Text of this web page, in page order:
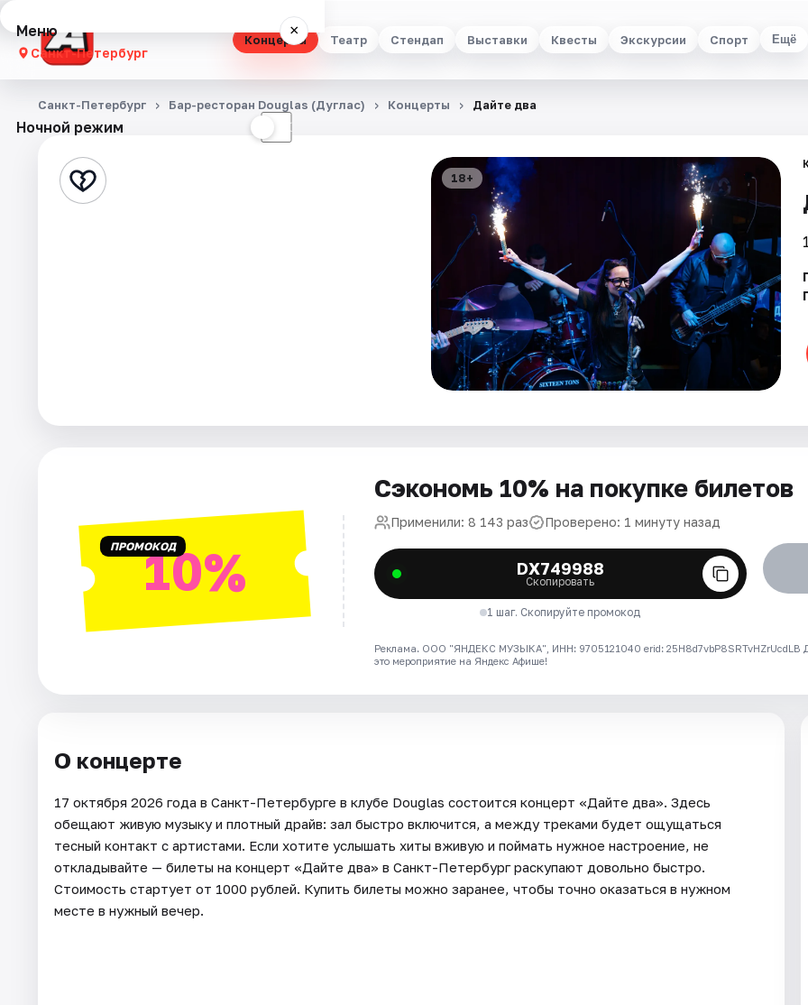
Концерты Театр Стендап Выставки Квесты Экскурсии Спорт Ещё
Меню ×
Санкт-Петербург
Концерты
Стендап
Артисты
Ночной режим ☾
Санкт-Петербург Бар-ресторан Douglas (Дуглас) Концерты Дайте два
18+
ПРОМОКОД10%
Сэкономь 10% на покупке билетов
Применили: 8 143 раз Проверено: 1 минуту назад
DX749988
Скопировать
1 шаг. Скопируйте промокод
Реклама. ООО "ЯНДЕКС МУЗЫКА", ИНН: 9705121040 erid: 25H8d7vbP8SRTvHZrUcdLB
это мероприятие на Яндекс Афише!
О концерте
17 октября 2026 года в Санкт-Петербурге в клубе Douglas состоится концерт «Дайте два». Здесь
обещают живую музыку и плотный драйв: зал быстро включится, а между треками будет ощущаться
тесный контакт с артистами. Если хотите услышать хиты вживую и поймать нужное настроение, не
откладывайте — билеты на концерт «Дайте два» в Санкт-Петербург раскупают довольно быстро.
Стоимость стартует от 1000 рублей. Купить билеты можно заранее, чтобы точно оказаться в нужном
месте в нужный вечер.